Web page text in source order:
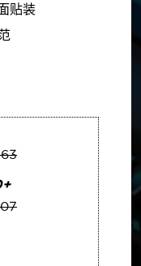
贴装